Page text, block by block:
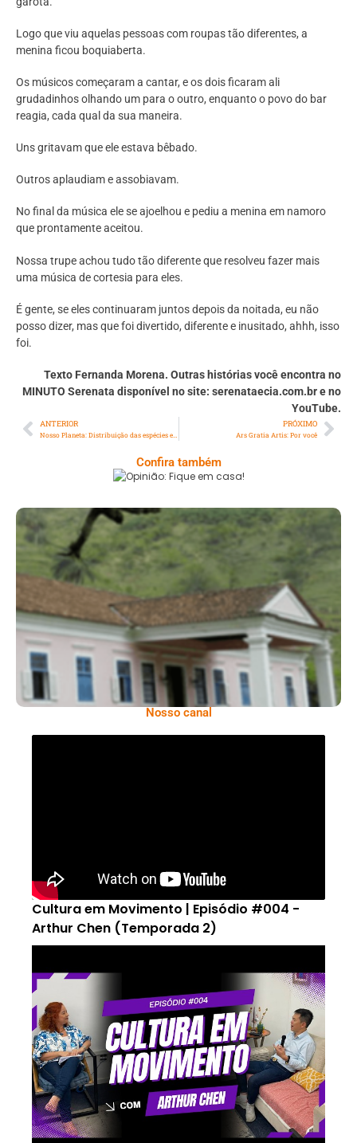
Logo que viu aquelas pessoas com roupas tão diferentes, a
menina ficou boquiaberta.
Os músicos começaram a cantar, e os dois ficaram ali
grudadinhos olhando um para o outro, enquanto o povo do bar
reagia, cada qual da sua maneira.
Uns gritavam que ele estava bêbado.
Outros aplaudiam e assobiavam.
No final da música ele se ajoelhou e pediu a menina em namoro
que prontamente aceitou.
Nossa trupe achou tudo tão diferente que resolveu fazer mais
uma música de cortesia para eles.
É gente, se eles continuaram juntos depois da noitada, eu não
posso dizer, mas que foi divertido, diferente e inusitado, ahhh, isso
foi.
Texto Fernanda Morena. Outras histórias você encontra no
MINUTO Serenata disponível no site: serenataecia.com.br e no
YouTube.
ANTERIOR PRÓXIMO
Ars Gratia Artis: Por você
Confira também
Opinião: Fique Em Casa!
Serra: Fazenda Santa Cecília – Um Legado
Histórico Repleto De Beleza
Nosso canal
Cultura em Movimento | Episódio #004 -
Arthur Chen (Temporada 2)